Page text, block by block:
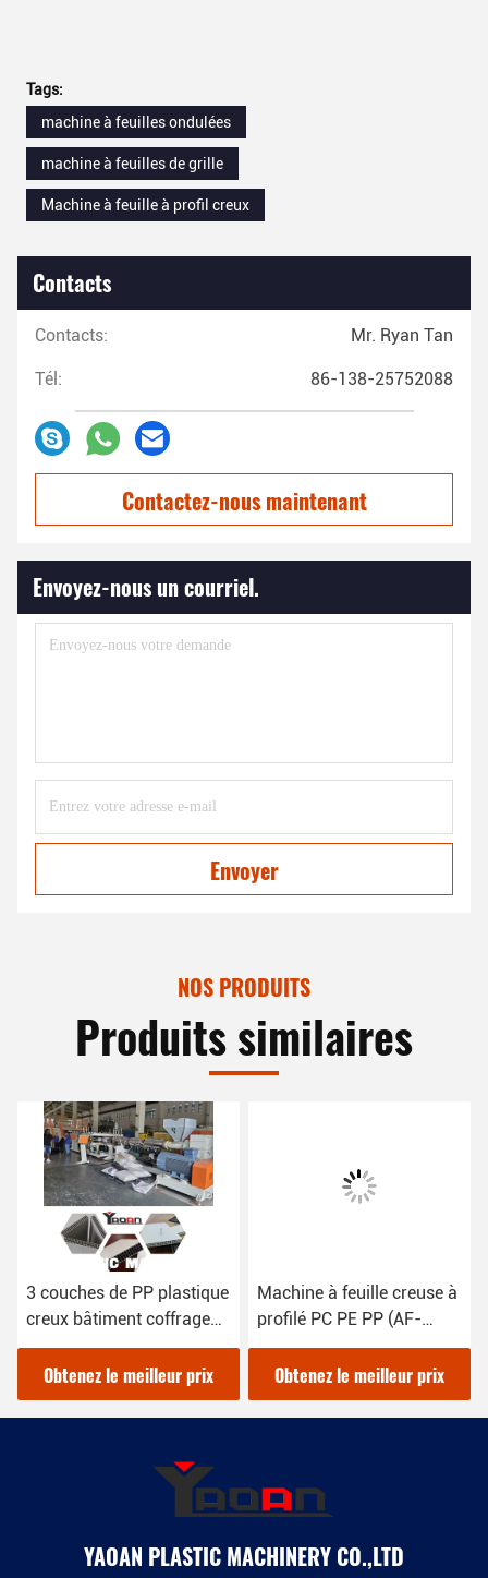
Tags:
machine à feuilles ondulées
machine à feuilles de grille
Machine à feuille à profil creux
Contacts
Contacts: Mr. Ryan Tan
Tél: 86-138-25752088
Contactez-nous maintenant
Envoyez-nous un courriel.
Envoyer
NOS PRODUITS
Produits similaires
3 couches de PP plastique
creux bâtiment coffrage
Construction modèle ligne
de production
Obtenez le meilleur prix
Machine à feuille creuse à
profilé PC PE PP (AF-
1600/ 1800/ 2100/ 2400)
Obtenez le meilleur prix
YAOAN PLASTIC MACHINERY CO.,LTD